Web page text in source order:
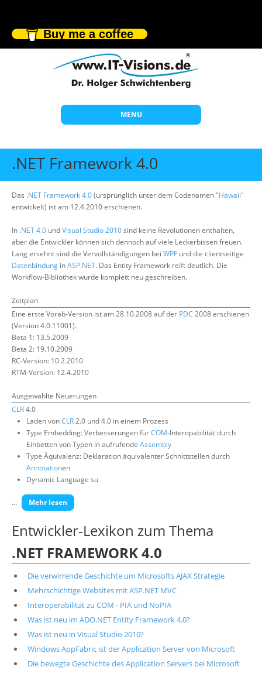
Buy me a coffee
MENU
Start
Themen
Beratung
Offene Seminare
Wissen
Über uns
.NET Framework 4.0
Das .NET Framework 4.0(ursprünglich unter dem Codenamen "Hawaii"
entwickelt) ist am 12.4.2010 erschienen.
In .NET 4.0 undVisual Studio 2010sind keine Revolutionen enthalten,
aber die Entwickler können sich dennoch auf viele Leckerbissen freuen.
Lang ersehnt sind die Vervollständigungen bei WPF und die clientseitige
Datenbindung inASP.NET. Das Entity Framework reift deutlich. Die
Workflow-Bibliothek wurde komplett neu geschreiben.
Zeitplan
Eine erste Vorab-Version ist am 28.10.2008 auf der PDC 2008 erschienen
(Version 4.0.11001).
Beta 1: 13.5.2009
Beta 2: 19.10.2009
RC-Version: 10.2.2010
RTM-Version: 12.4.2010
Ausgewählte Neuerungen
CLR4.0
Laden vonCLR2.0 und 4.0 in einem Prozess
Type Embedding: Verbesserungen fürCOM-Interopabilität durch
Einbetten von Typen in aufrufende Assembly
Type Äquivalenz: Deklaration äquivalenter Schnittstellen durch
Annotationen
Dynamic Language su
... Mehr lesen
Entwickler-Lexikon zum Thema
.NET FRAMEWORK 4.0
Die verwirrende Geschichte um Microsofts AJAX Strategie
Mehrschichtige Websites mit ASP.NET MVC
Interoperabilität zu COM - PIA und NoPIA
Was ist neu im ADO.NET Entity Framework 4.0?
Was ist neu in Visual Studio 2010?
Windows AppFabric ist der Application Server von Microsoft
Die bewegte Geschichte des Application Servers bei Microsoft